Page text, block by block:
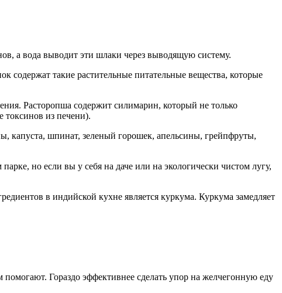
а вода выводит эти шлаки через выводящую систему.
содержат такие растительные питательные вещества, которые
Расторопша содержит силимарин, который не только
токсинов из печени).
капуста, шпинат, зеленый горошек, апельсины, грейпфруты,
но если вы у себя на даче или на экологически чистом лугу,
в индийской кухне является куркума. Куркума замедляет
Гораздо эффективнее сделать упор на желчегонную еду